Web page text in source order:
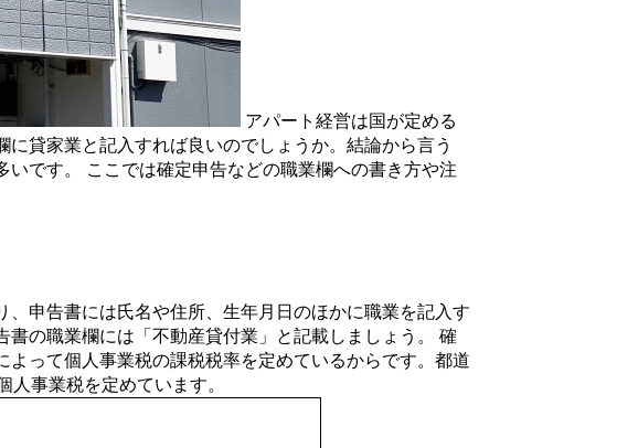
アパート経営は国が定める
貸家業と記入すれば良いのでしょうか。結論から言う
です。 ここでは確定申告などの職業欄への書き方や注
申告書には氏名や住所、生年月日のほかに職業を記入す
の職業欄には「不動産貸付業」と記載しましょう。 確
って個人事業税の課税税率を定めているからです。都道
人事業税を定めています。